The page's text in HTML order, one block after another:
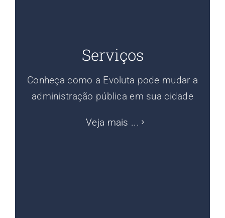
Serviços
Conheça como a Evoluta pode mudar a
administração pública em sua cidade
Veja mais ...